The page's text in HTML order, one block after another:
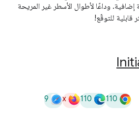
وداعًا لأطوال الأسطر غير المريحة
للتوقّع!
110
110
x
9